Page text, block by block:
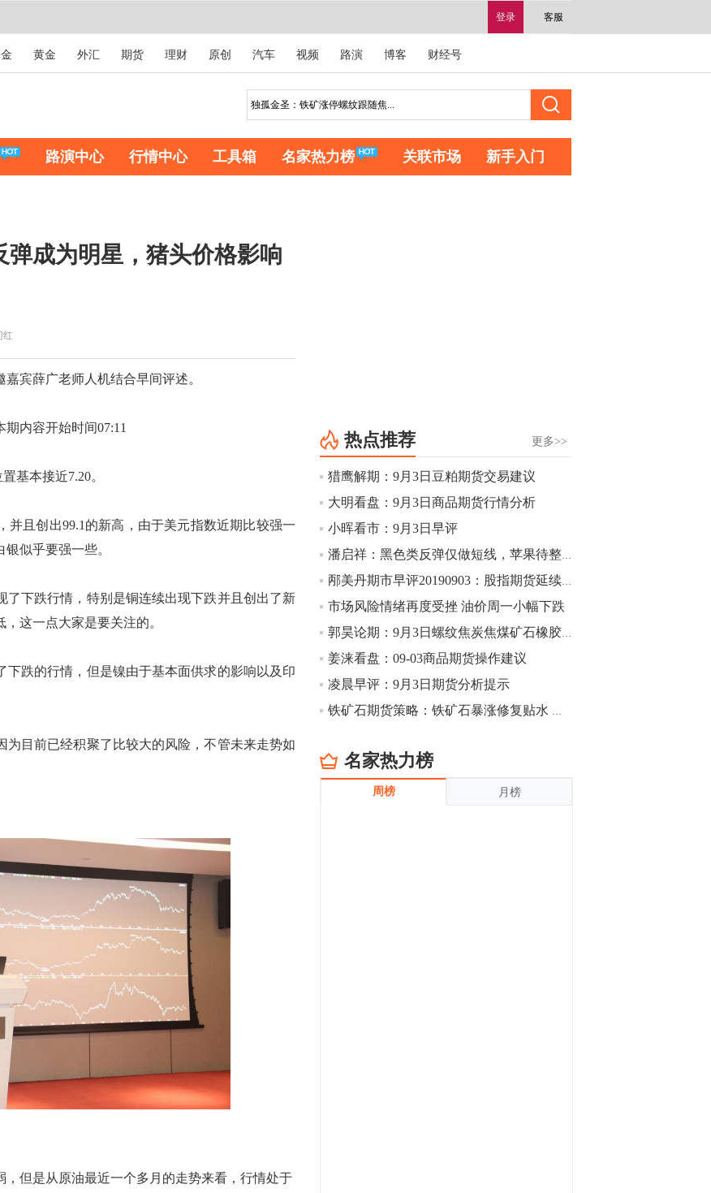
登录 客服
黄金 外汇 期货 理财 原创 汽车 视频 路演 博客 财经号
路演中心 行情中心 工具箱 名家热力榜 关联市场 新手入门
成为明星，猪头价格影响
红
宾薛广老师人机结合早间评述。
内容开始时间07:11
基本接近7.20。
且创出99.1的新高，由于美元指数近期比较强一
似乎要强一些。
下跌行情，特别是铜连续出现下跌并且创出了新
这一点大家是要关注的。
跌的行情，但是镍由于基本面供求的影响以及印
目前已经积聚了比较大的风险，不管未来走势如
但是从原油最近一个多月的走势来看，行情处于
更多>>
热点推荐
猎鹰解期：9月3日豆粕期货交易建议
大明看盘：9月3日商品期货行情分析
小晖看市：9月3日早评
潘启祥：黑色类反弹仅做短线，苹果待整理后寻找方向
邴美丹期市早评20190903：股指期货延续强势
市场风险情绪再度受挫 油价周一小幅下跌
郭昊论期：9月3日螺纹焦炭焦煤矿石橡胶操作盘前观点
姜涞看盘：09-03商品期货操作建议
凌晨早评：9月3日期货分析提示
铁矿石期货策略：铁矿石暴涨修复贴水 资金进出节奏加快
名家热力榜
周榜 月榜